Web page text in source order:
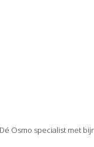
Dé Osmo specialist met